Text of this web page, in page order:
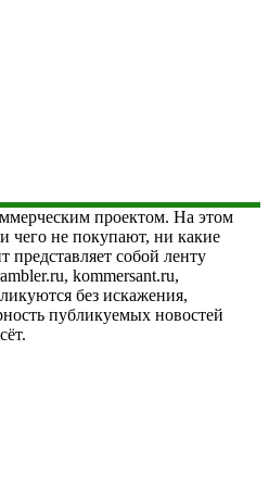
проектом. На этом
чего не покупают, ни какие
представляет собой ленту
kommersant.ru,
без искажения,
публикуемых новостей